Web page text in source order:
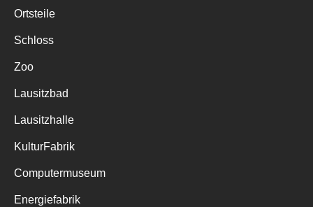
Ortsteile
Schloss
Zoo
Lausitzbad
Lausitzhalle
KulturFabrik
Computermuseum
Energiefabrik